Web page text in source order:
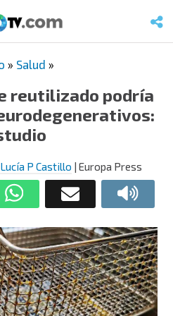
» Salud »
reutilizado podría
Lucía P Castillo | Europa Press